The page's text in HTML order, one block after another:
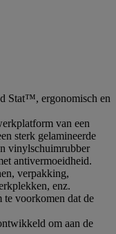
Stat™, ergonomisch en
van een
sterk gelamineerde
vinylschuimrubber
antivermoeidheid.
verpakking,
enz.
voorkomen dat de
om aan de